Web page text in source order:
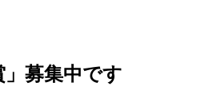
募集中です